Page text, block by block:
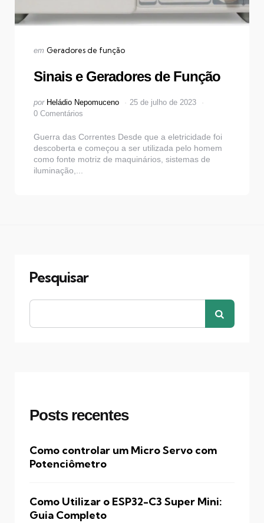
Categorias
Publicado
em Geradores de função
Sinais e Geradores de Função
Postado
por
por Heládio Nepomuceno
25 de julho de 2023
0 Comentários
Guerra das Correntes Desde que a eletricidade foi
descoberta e começou a ser utilizada pelo homem
como fonte motriz de maquinários, sistemas de
iluminação,...
Pesquisar
Posts recentes
Como controlar um Micro Servo com
Potenciômetro
Como Utilizar o ESP32-C3 Super Mini:
Guia Completo